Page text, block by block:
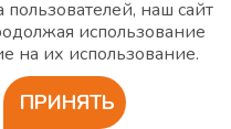
экстремистской и запрещена в
ИП «Войтенко»
наш сайт
использование
на их использование.
ПРИНЯТЬ